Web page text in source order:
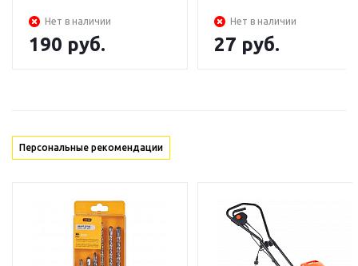
Нет в наличии
190 руб.
Нет в наличии
27 руб.
Персональные рекомендации